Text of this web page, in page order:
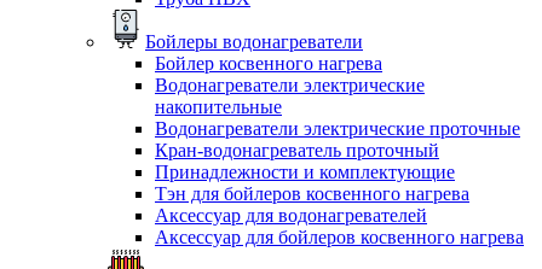
Бойлеры водонагреватели
Бойлер косвенного нагрева
Водонагреватели электрические
накопительные
Водонагреватели электрические проточные
Кран-водонагреватель проточный
Принадлежности и комплектующие
Тэн для бойлеров косвенного нагрева
Аксессуар для водонагревателей
Аксессуар для бойлеров косвенного нагрева